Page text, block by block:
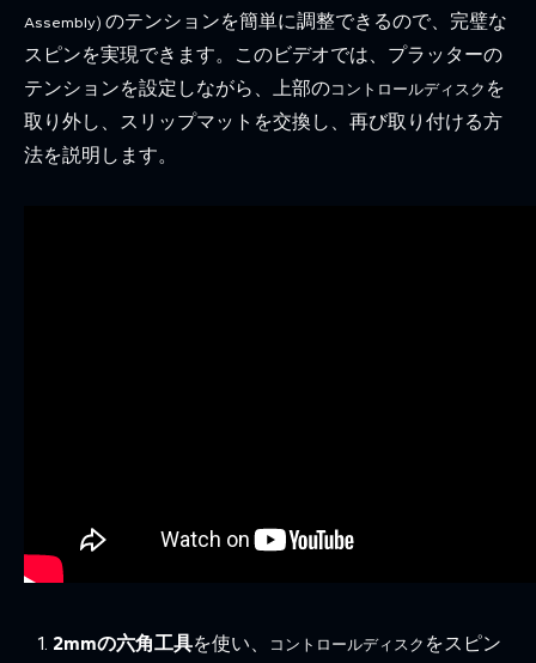
Assembly) のテンションを簡単に調整できるので、完璧な
スピンを実現できます。このビデオでは、プラッターの
テンションを設定しながら、上部のコントロールディスク を
取り外し、スリップマットを交換し、再び取り付ける方
法を説明します。
2mmの六角工具を使い、 コントロールディスク をスピン